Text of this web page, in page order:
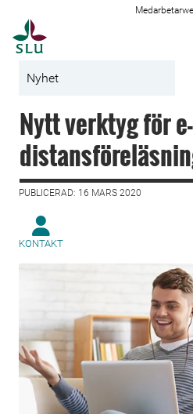
Nyhet
Nytt verktyg för
PUBLICERAD: 16 MARS 2020
KONTAKT